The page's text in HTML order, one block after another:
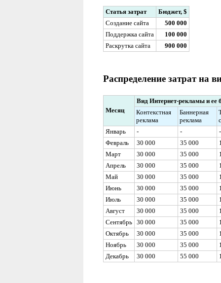
Статья затрат Бюджет, $
Создание сайта
500 000
Поддержка сайта
100 000
Раскрутка сайта
900 000
Распределение затрат на
Месяц
Вид Интернет-рекламы и ее
Контекстная
реклама
Баннерная
реклама
Январь
- -
-
Февраль
30 000 35 000
Март
30 000 35 000
Апрель
30 000 35 000
Май
30 000 35 000
Июнь
30 000 35 000
Июль
30 000 35 000
Август
30 000 35 000
Сентябрь 30 000 35 000
Октябрь
30 000 35 000
Ноябрь
30 000 35 000
Декабрь
30 000 55 000